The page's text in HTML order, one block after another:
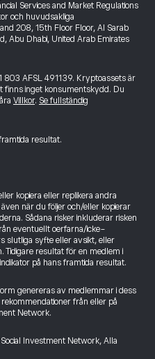
Services and Market Regulations
och huvudsakliga
208, 15th Floor Floor, Al Sarab
Abu Dhabi, United Arab Emirates
803 AFSL 491139. Kryptoassets är
finns inget konsumentskydd. Du
Villkor. Se fullständig
resultat.
kopiera eller replikera andra
när du följer och/eller kopierar
Sådana risker inkluderar risken
eventuellt oerfarna/icke-
slutliga syfte eller avsikt, eller
Tidigare resultat för en medlem i
på hans framtida resultat.
genereras av medlemmar i dess
från eller på
Network.
Investment Network, Alla